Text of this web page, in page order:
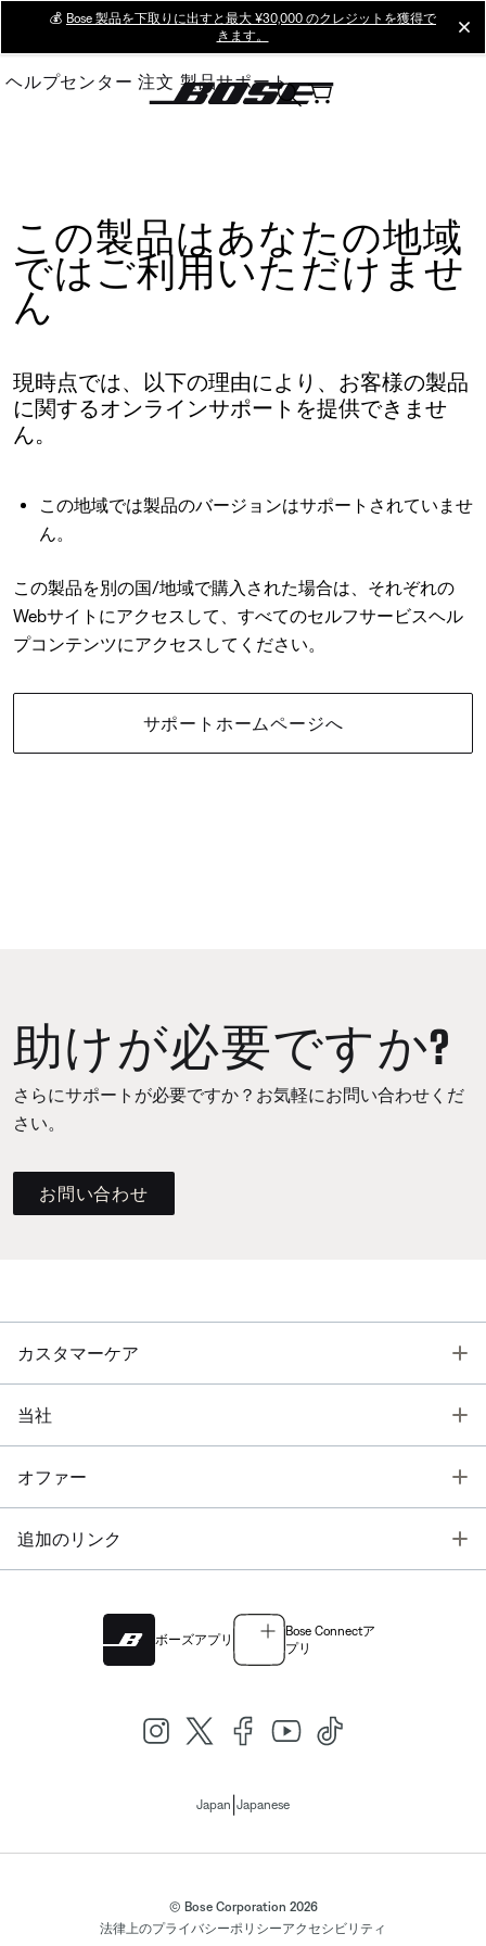
Main
💰 Bose 製品を下取りに出すと最大 ¥30,000 のクレジットを獲得で
きます。
ヘルプセンター 注文 製品サポート
この製品はあなたの地域
ではご利用いただけませ
ん
現時点では、以下の理由により、お客様の製品
に関するオンラインサポートを提供できませ
ん。
この地域では製品のバージョンはサポートされていませ
ん。
この製品を別の国/地域で購入された場合は、それぞれの
Webサイトにアクセスして、すべてのセルフサービスヘル
プコンテンツにアクセスしてください。
サポートホームページへ
助けが必要ですか?
さらにサポートが必要ですか？お気軽にお問い合わせくだ
さい。
お問い合わせ
カスタマーケア
当社
オファー
追加のリンク
ボーズアプリ
Bose Connectア
プリ
Japan Japanese
© Bose Corporation 2026
法律上のプライバシーポリシーアクセシビリティ